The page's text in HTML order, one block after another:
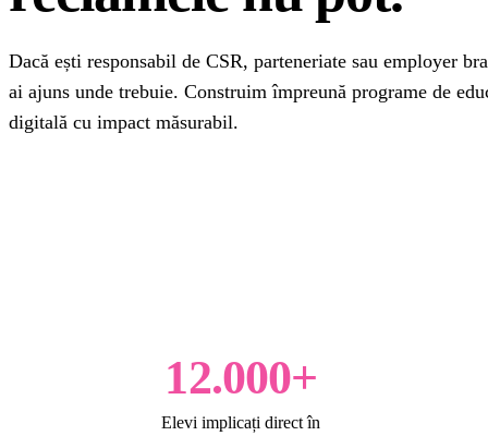
Dacă ești responsabil de CSR, parteneriate sau employer
ai ajuns unde trebuie. Construim împreună programe de
digitală cu impact măsurabil.
12.000+
Elevi implicați direct în